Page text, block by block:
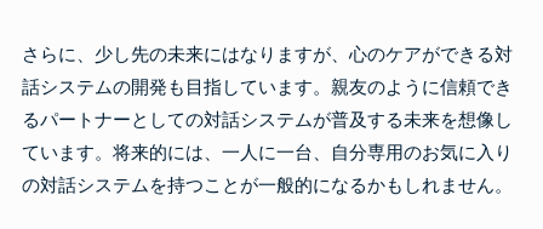
さらに、少し先の未来にはなりますが、心のケアができる対
話システムの開発も目指しています。親友のように信頼でき
るパートナーとしての対話システムが普及する未来を想像し
ています。将来的には、一人に一台、自分専用のお気に入り
の対話システムを持つことが一般的になるかもしれません。